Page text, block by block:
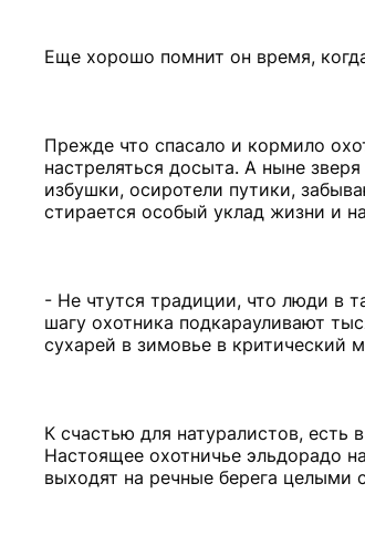
Еще хорошо помнит он время,
Прежде что спасало и кормило
настреляться досыта. А ныне
избушки, осиротели путики,
стирается особый уклад жизни и
- Не чтутся традиции, что люди в
шагу охотника подкарауливают
сухарей в зимовье в критический
К счастью для натуралистов,
Настоящее охотничье эльдорадо
выходят на речные берега целыми